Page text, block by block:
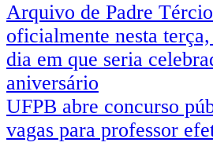
Arquivo de Padre
oficialmente nesta
dia em que seria
aniversário
UFPB abre concurso
vagas para professor